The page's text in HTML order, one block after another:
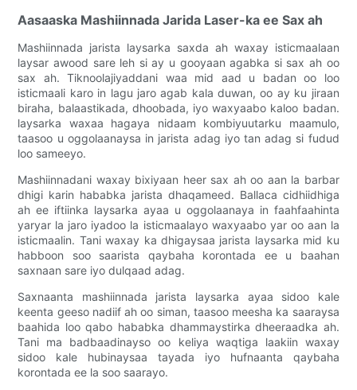
Aasaaska Mashiinnada Jarida Laser-ka ee Sax ah
Mashiinnada jarista laysarka saxda ah waxay isticmaalaan
laysar awood sare leh si ay u gooyaan agabka si sax ah oo
sax ah. Tiknoolajiyaddani waa mid aad u badan oo loo
isticmaali karo in lagu jaro agab kala duwan, oo ay ku jiraan
biraha, balaastikada, dhoobada, iyo waxyaabo kaloo badan.
laysarka waxaa hagaya nidaam kombiyuutarku maamulo,
taasoo u oggolaanaysa in jarista adag iyo tan adag si fudud
loo sameeyo.
Mashiinnadani waxay bixiyaan heer sax ah oo aan la barbar
dhigi karin hababka jarista dhaqameed. Ballaca cidhiidhiga
ah ee iftiinka laysarka ayaa u oggolaanaya in faahfaahinta
yaryar la jaro iyadoo la isticmaalayo waxyaabo yar oo aan la
isticmaalin. Tani waxay ka dhigaysaa jarista laysarka mid ku
habboon soo saarista qaybaha korontada ee u baahan
saxnaan sare iyo dulqaad adag.
Saxnaanta mashiinnada jarista laysarka ayaa sidoo kale
keenta geeso nadiif ah oo siman, taasoo meesha ka saaraysa
baahida loo qabo hababka dhammaystirka dheeraadka ah.
Tani ma badbaadinayso oo keliya waqtiga laakiin waxay
sidoo kale hubinaysaa tayada iyo hufnaanta qaybaha
korontada ee la soo saarayo.